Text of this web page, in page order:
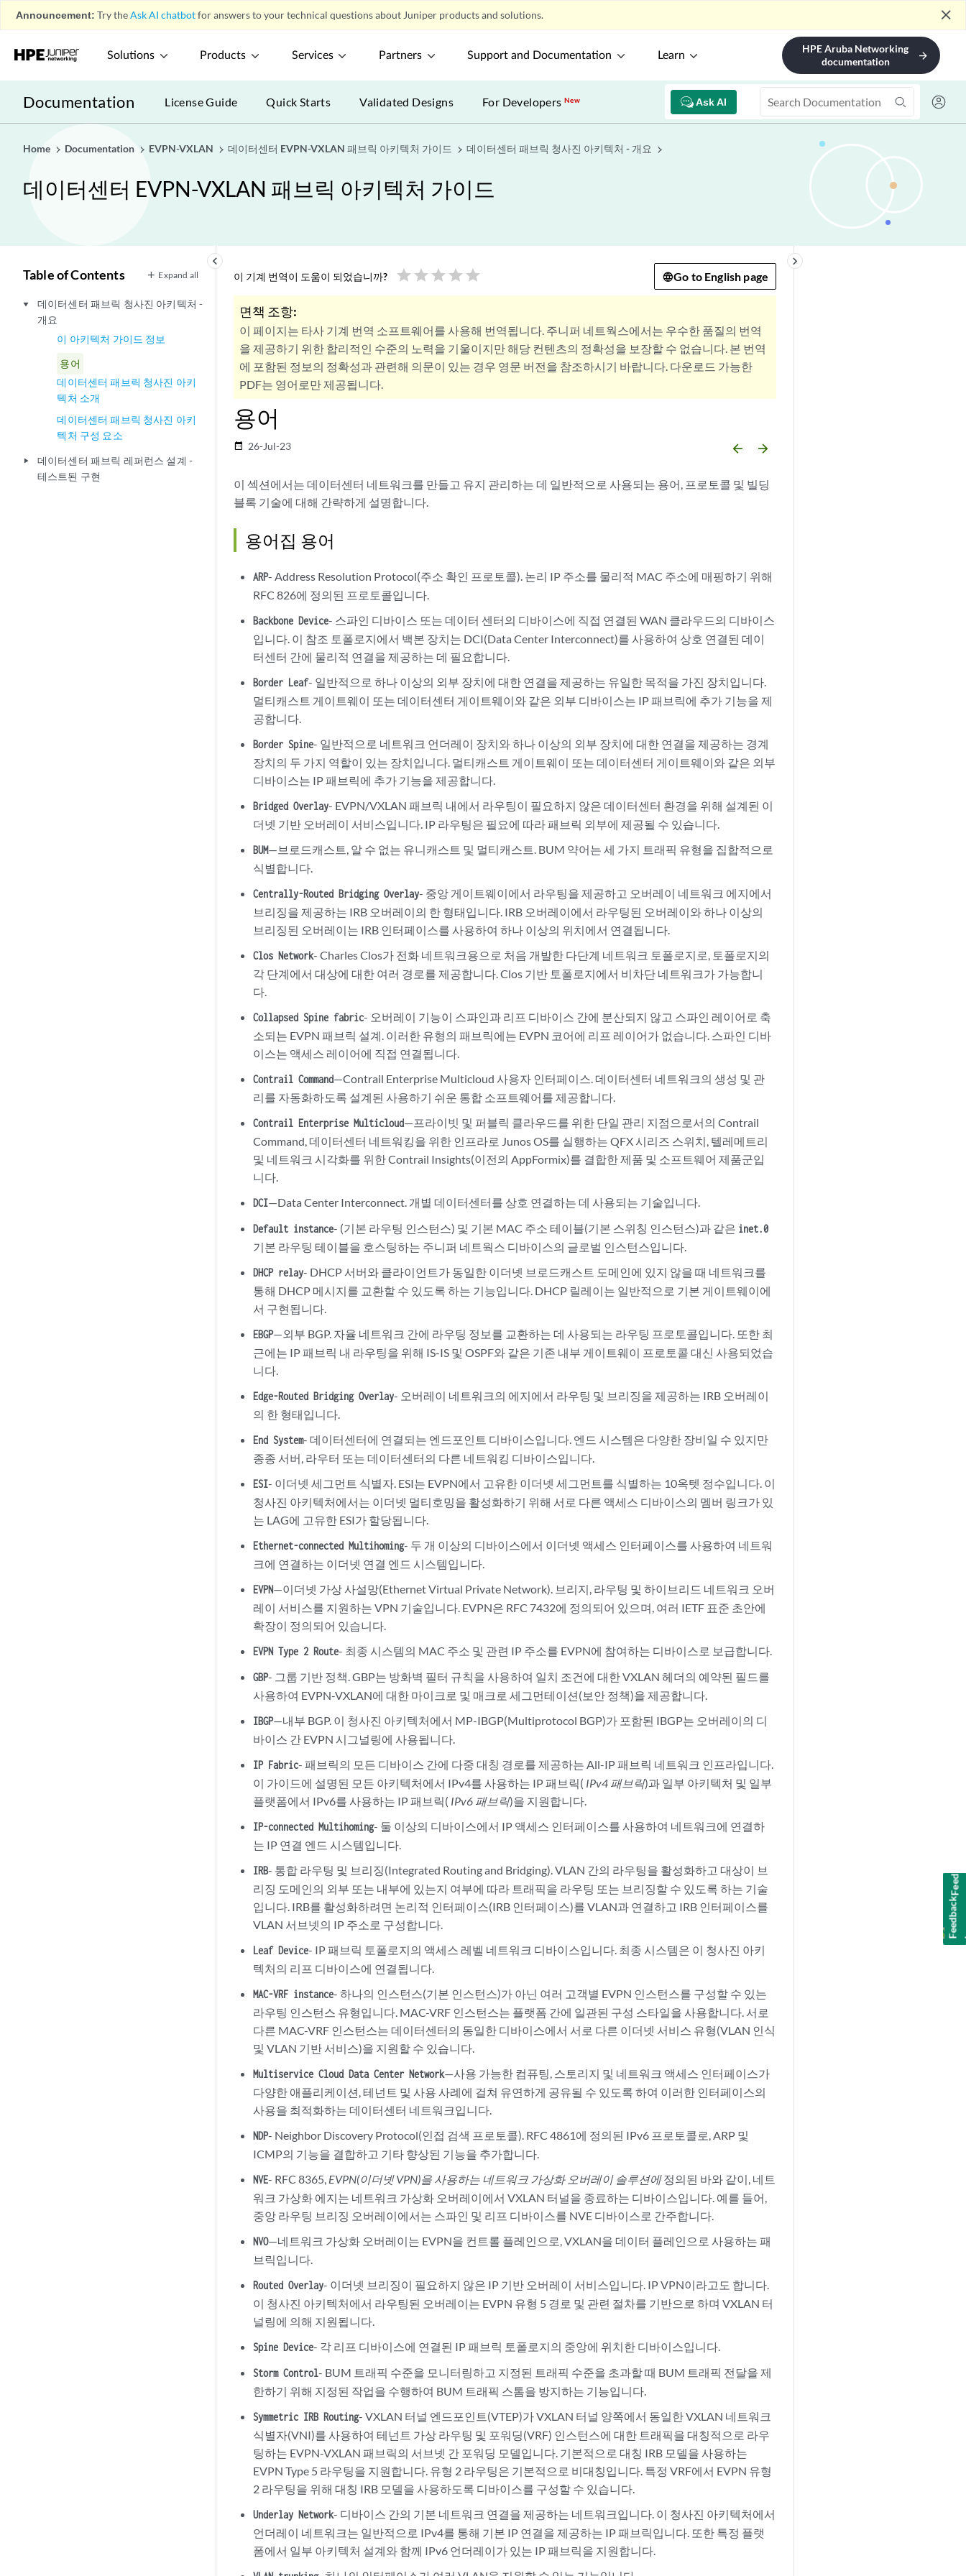
Announcement: Try theAsk AI chatbotfor answers to your technical questions about Juniper products and solutions. close
Solutions Products Services Partners Support and Documentation Learn
HPE Aruba Networking
documentation
arrow_forward
Documentation Ask AI
License Guide Quick Starts Validated Designs For DevelopersNew
Home Documentation EVPN-VXLAN 데이터센터 EVPN-VXLAN 패브릭 아키텍처 가이드 데이터센터 패브릭 청사진 아키텍처 - 개요
데이터센터 EVPN-VXLAN 패브릭 아키텍처 가이드
keyboard_arrow_left
Table of Contents Expand all
play_arrow
데이터센터 패브릭 청사진 아키텍처 -
개요
이 아키텍처 가이드 정보
용어
데이터센터 패브릭 청사진 아키
텍처 소개
데이터센터 패브릭 청사진 아키
텍처 구성 요소
play_arrow
데이터센터 패브릭 레퍼런스 설계 -
테스트된 구현
keyboard_arrow_right
이 기계 번역이 도움이 되었습니까? star star star star star Go to English page
면책 조항:
이 페이지는 타사 기계 번역 소프트웨어를 사용해 번역됩니다. 주니퍼 네트웍스에서는 우수한 품질의 번역
을 제공하기 위한 합리적인 수준의 노력을 기울이지만 해당 컨텐츠의 정확성을 보장할 수 없습니다. 본 번역
에 포함된 정보의 정확성과 관련해 의문이 있는 경우 영문 버전을 참조하시기 바랍니다. 다운로드 가능한
PDF는 영어로만 제공됩니다.
용어
date_range 26-Jul-23 arrow_backward arrow_forward
이 섹션에서는 데이터센터 네트워크를 만들고 유지 관리하는 데 일반적으로 사용되는 용어, 프로토콜 및 빌딩
블록 기술에 대해 간략하게 설명합니다.
용어집 용어
ARP- Address Resolution Protocol(주소 확인 프로토콜). 논리 IP 주소를 물리적 MAC 주소에 매핑하기 위해
RFC 826에 정의된 프로토콜입니다.
Backbone Device- 스파인 디바이스 또는 데이터 센터의 디바이스에 직접 연결된 WAN 클라우드의 디바이스
입니다. 이 참조 토폴로지에서 백본 장치는 DCI(Data Center Interconnect)를 사용하여 상호 연결된 데이
터센터 간에 물리적 연결을 제공하는 데 필요합니다.
Border Leaf- 일반적으로 하나 이상의 외부 장치에 대한 연결을 제공하는 유일한 목적을 가진 장치입니다.
멀티캐스트 게이트웨이 또는 데이터센터 게이트웨이와 같은 외부 디바이스는 IP 패브릭에 추가 기능을 제
공합니다.
Border Spine- 일반적으로 네트워크 언더레이 장치와 하나 이상의 외부 장치에 대한 연결을 제공하는 경계
장치의 두 가지 역할이 있는 장치입니다. 멀티캐스트 게이트웨이 또는 데이터센터 게이트웨이와 같은 외부
디바이스는 IP 패브릭에 추가 기능을 제공합니다.
Bridged Overlay- EVPN/VXLAN 패브릭 내에서 라우팅이 필요하지 않은 데이터센터 환경을 위해 설계된 이
더넷 기반 오버레이 서비스입니다. IP 라우팅은 필요에 따라 패브릭 외부에 제공될 수 있습니다.
BUM—브로드캐스트, 알 수 없는 유니캐스트 및 멀티캐스트. BUM 약어는 세 가지 트래픽 유형을 집합적으로
식별합니다.
Centrally-Routed Bridging Overlay- 중앙 게이트웨이에서 라우팅을 제공하고 오버레이 네트워크 에지에서
브리징을 제공하는 IRB 오버레이의 한 형태입니다. IRB 오버레이에서 라우팅된 오버레이와 하나 이상의
브리징된 오버레이는 IRB 인터페이스를 사용하여 하나 이상의 위치에서 연결됩니다.
Clos Network- Charles Clos가 전화 네트워크용으로 처음 개발한 다단계 네트워크 토폴로지로, 토폴로지의
각 단계에서 대상에 대한 여러 경로를 제공합니다. Clos 기반 토폴로지에서 비차단 네트워크가 가능합니
다.
Collapsed Spine fabric- 오버레이 기능이 스파인과 리프 디바이스 간에 분산되지 않고 스파인 레이어로 축
소되는 EVPN 패브릭 설계. 이러한 유형의 패브릭에는 EVPN 코어에 리프 레이어가 없습니다. 스파인 디바
이스는 액세스 레이어에 직접 연결됩니다.
Contrail Command—Contrail Enterprise Multicloud 사용자 인터페이스. 데이터센터 네트워크의 생성 및 관
리를 자동화하도록 설계된 사용하기 쉬운 통합 소프트웨어를 제공합니다.
Contrail Enterprise Multicloud—프라이빗 및 퍼블릭 클라우드를 위한 단일 관리 지점으로서의 Contrail
Command, 데이터센터 네트워킹을 위한 인프라로 Junos OS를 실행하는 QFX 시리즈 스위치, 텔레메트리
및 네트워크 시각화를 위한 Contrail Insights(이전의 AppFormix)를 결합한 제품 및 소프트웨어 제품군입
니다.
DCI—Data Center Interconnect. 개별 데이터센터를 상호 연결하는 데 사용되는 기술입니다.
Default instance- (기본 라우팅 인스턴스) 및 기본 MAC 주소 테이블(기본 스위칭 인스턴스)과 같은 inet.0
기본 라우팅 테이블을 호스팅하는 주니퍼 네트웍스 디바이스의 글로벌 인스턴스입니다.
DHCP relay- DHCP 서버와 클라이언트가 동일한 이더넷 브로드캐스트 도메인에 있지 않을 때 네트워크를
통해 DHCP 메시지를 교환할 수 있도록 하는 기능입니다. DHCP 릴레이는 일반적으로 기본 게이트웨이에
서 구현됩니다.
EBGP—외부 BGP. 자율 네트워크 간에 라우팅 정보를 교환하는 데 사용되는 라우팅 프로토콜입니다. 또한 최
근에는 IP 패브릭 내 라우팅을 위해 IS-IS 및 OSPF와 같은 기존 내부 게이트웨이 프로토콜 대신 사용되었습
니다.
Edge-Routed Bridging Overlay- 오버레이 네트워크의 에지에서 라우팅 및 브리징을 제공하는 IRB 오버레이
의 한 형태입니다.
End System- 데이터센터에 연결되는 엔드포인트 디바이스입니다. 엔드 시스템은 다양한 장비일 수 있지만
종종 서버, 라우터 또는 데이터센터의 다른 네트워킹 디바이스입니다.
ESI- 이더넷 세그먼트 식별자. ESI는 EVPN에서 고유한 이더넷 세그먼트를 식별하는 10옥텟 정수입니다. 이
청사진 아키텍처에서는 이더넷 멀티호밍을 활성화하기 위해 서로 다른 액세스 디바이스의 멤버 링크가 있
는 LAG에 고유한 ESI가 할당됩니다.
Ethernet-connected Multihoming- 두 개 이상의 디바이스에서 이더넷 액세스 인터페이스를 사용하여 네트워
크에 연결하는 이더넷 연결 엔드 시스템입니다.
EVPN—이더넷 가상 사설망(Ethernet Virtual Private Network). 브리지, 라우팅 및 하이브리드 네트워크 오버
레이 서비스를 지원하는 VPN 기술입니다. EVPN은 RFC 7432에 정의되어 있으며, 여러 IETF 표준 초안에
확장이 정의되어 있습니다.
EVPN Type 2 Route- 최종 시스템의 MAC 주소 및 관련 IP 주소를 EVPN에 참여하는 디바이스로 보급합니다.
GBP- 그룹 기반 정책. GBP는 방화벽 필터 규칙을 사용하여 일치 조건에 대한 VXLAN 헤더의 예약된 필드를
사용하여 EVPN-VXLAN에 대한 마이크로 및 매크로 세그먼테이션(보안 정책)을 제공합니다.
IBGP—내부 BGP. 이 청사진 아키텍처에서 MP-IBGP(Multiprotocol BGP)가 포함된 IBGP는 오버레이의 디
바이스 간 EVPN 시그널링에 사용됩니다.
IP Fabric- 패브릭의 모든 디바이스 간에 다중 대칭 경로를 제공하는 All-IP 패브릭 네트워크 인프라입니다.
이 가이드에 설명된 모든 아키텍처에서 IPv4를 사용하는 IP 패브릭( IPv4 패브릭)과 일부 아키텍처 및 일부
플랫폼에서 IPv6를 사용하는 IP 패브릭( IPv6 패브릭)을 지원합니다.
IP-connected Multihoming- 둘 이상의 디바이스에서 IP 액세스 인터페이스를 사용하여 네트워크에 연결하
는 IP 연결 엔드 시스템입니다.
IRB- 통합 라우팅 및 브리징(Integrated Routing and Bridging). VLAN 간의 라우팅을 활성화하고 대상이 브
리징 도메인의 외부 또는 내부에 있는지 여부에 따라 트래픽을 라우팅 또는 브리징할 수 있도록 하는 기술
입니다. IRB를 활성화하려면 논리적 인터페이스(IRB 인터페이스)를 VLAN과 연결하고 IRB 인터페이스를
VLAN 서브넷의 IP 주소로 구성합니다.
Leaf Device- IP 패브릭 토폴로지의 액세스 레벨 네트워크 디바이스입니다. 최종 시스템은 이 청사진 아키
텍처의 리프 디바이스에 연결됩니다.
MAC-VRF instance- 하나의 인스턴스(기본 인스턴스)가 아닌 여러 고객별 EVPN 인스턴스를 구성할 수 있는
라우팅 인스턴스 유형입니다. MAC-VRF 인스턴스는 플랫폼 간에 일관된 구성 스타일을 사용합니다. 서로
다른 MAC-VRF 인스턴스는 데이터센터의 동일한 디바이스에서 서로 다른 이더넷 서비스 유형(VLAN 인식
및 VLAN 기반 서비스)을 지원할 수 있습니다.
Multiservice Cloud Data Center Network—사용 가능한 컴퓨팅, 스토리지 및 네트워크 액세스 인터페이스가
다양한 애플리케이션, 테넌트 및 사용 사례에 걸쳐 유연하게 공유될 수 있도록 하여 이러한 인터페이스의
사용을 최적화하는 데이터센터 네트워크입니다.
NDP- Neighbor Discovery Protocol(인접 검색 프로토콜). RFC 4861에 정의된 IPv6 프로토콜로, ARP 및
ICMP의 기능을 결합하고 기타 향상된 기능을 추가합니다.
NVE- RFC 8365, EVPN(이더넷 VPN)을 사용하는 네트워크 가상화 오버레이 솔루션에정의된 바와 같이, 네트
워크 가상화 에지는 네트워크 가상화 오버레이에서 VXLAN 터널을 종료하는 디바이스입니다. 예를 들어,
중앙 라우팅 브리징 오버레이에서는 스파인 및 리프 디바이스를 NVE 디바이스로 간주합니다.
NVO—네트워크 가상화 오버레이는 EVPN을 컨트롤 플레인으로, VXLAN을 데이터 플레인으로 사용하는 패
브릭입니다.
Routed Overlay- 이더넷 브리징이 필요하지 않은 IP 기반 오버레이 서비스입니다. IP VPN이라고도 합니다.
이 청사진 아키텍처에서 라우팅된 오버레이는 EVPN 유형 5 경로 및 관련 절차를 기반으로 하며 VXLAN 터
널링에 의해 지원됩니다.
Spine Device- 각 리프 디바이스에 연결된 IP 패브릭 토폴로지의 중앙에 위치한 디바이스입니다.
Storm Control- BUM 트래픽 수준을 모니터링하고 지정된 트래픽 수준을 초과할 때 BUM 트래픽 전달을 제
한하기 위해 지정된 작업을 수행하여 BUM 트래픽 스톰을 방지하는 기능입니다.
Symmetric IRB Routing- VXLAN 터널 엔드포인트(VTEP)가 VXLAN 터널 양쪽에서 동일한 VXLAN 네트워크
식별자(VNI)를 사용하여 테넌트 가상 라우팅 및 포워딩(VRF) 인스턴스에 대한 트래픽을 대칭적으로 라우
팅하는 EVPN-VXLAN 패브릭의 서브넷 간 포워딩 모델입니다. 기본적으로 대칭 IRB 모델을 사용하는
EVPN Type 5 라우팅을 지원합니다. 유형 2 라우팅은 기본적으로 비대칭입니다. 특정 VRF에서 EVPN 유형
2 라우팅을 위해 대칭 IRB 모델을 사용하도록 디바이스를 구성할 수 있습니다.
Underlay Network- 디바이스 간의 기본 네트워크 연결을 제공하는 네트워크입니다. 이 청사진 아키텍처에서
언더레이 네트워크는 일반적으로 IPv4를 통해 기본 IP 연결을 제공하는 IP 패브릭입니다. 또한 특정 플랫
폼에서 일부 아키텍처 설계와 함께 IPv6 언더레이가 있는 IP 패브릭을 지원합니다.
Feedback